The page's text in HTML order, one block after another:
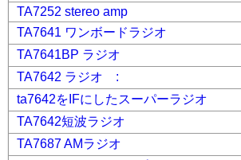
TA7252 stereo amp
TA7641 ワンボードラジオ
TA7641BP ラジオ
TA7642 ラジオ :
ta7642をIFにしたスーパーラジオ
TA7642短波ラジオ
TA7687 AMラジオ